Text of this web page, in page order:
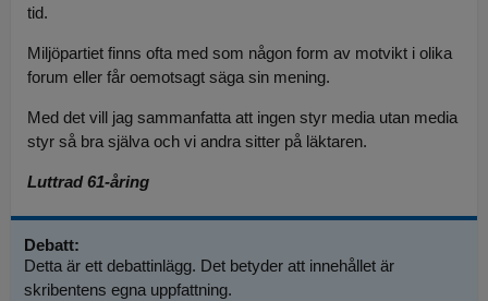
tid.
Miljöpartiet finns ofta med som någon form av motvikt i olika
forum eller får oemotsagt säga sin mening.
Med det vill jag sammanfatta att ingen styr media utan media
styr så bra själva och vi andra sitter på läktaren.
Luttrad 61-åring
Debatt:
Detta är ett debattinlägg. Det betyder att innehållet är
skribentens egna uppfattning.